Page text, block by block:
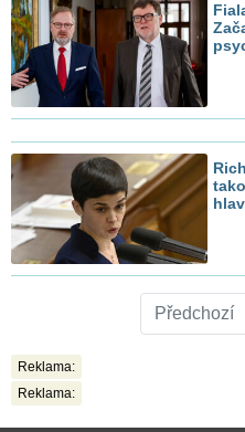
Předchozí
Reklama:
Reklama: